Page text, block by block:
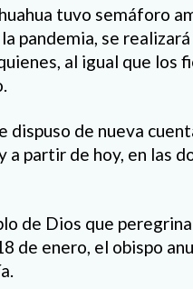
tuvo semáforo
pandemia, se
al igual que los
dispuso de nueva
a partir de hoy, en las
de Dios que
de enero, el obispo